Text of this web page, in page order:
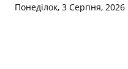
Понеділок, 3 Серпня, 2026